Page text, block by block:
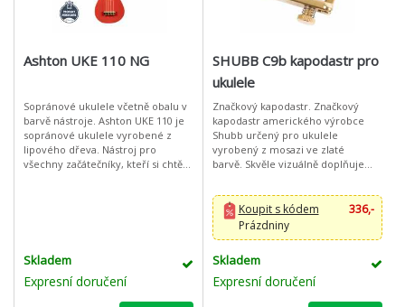
Ashton UKE 110 NG
Sopránové ukulele včetně obalu v
barvě nástroje. Ashton UKE 110 je
sopránové ukulele vyrobené z
lipového dřeva. Nástroj pro
všechny začátečníky, kteří si chtějí
Skladem
Expresní doručení
SHUBB C9b kapodastr pro
ukulele
Značkový kapodastr. Značkový
kapodastr amerického výrobce
Shubb určený pro ukulele
vyrobený z mosazi ve zlaté
barvě. Skvěle vizuálně doplňuje
zlatým hardwarem.
Koupit s kódem
336,-
Prázdniny
Skladem
Expresní doručení